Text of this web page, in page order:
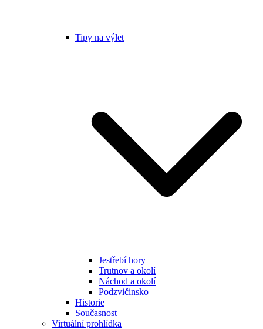
Tipy na výlet
Jestřebí hory
Trutnov a okolí
Náchod a okolí
Podzvičinsko
Historie
Současnost
Virtuální prohlídka